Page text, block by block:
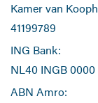
Kamer van
41199789
ING Bank:
NL40 INGB
ABN Amro: